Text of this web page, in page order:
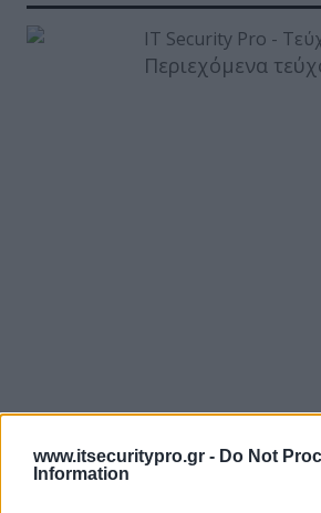
www.itsecuritypro.gr - Do Not
Information
Περιεχόμενα